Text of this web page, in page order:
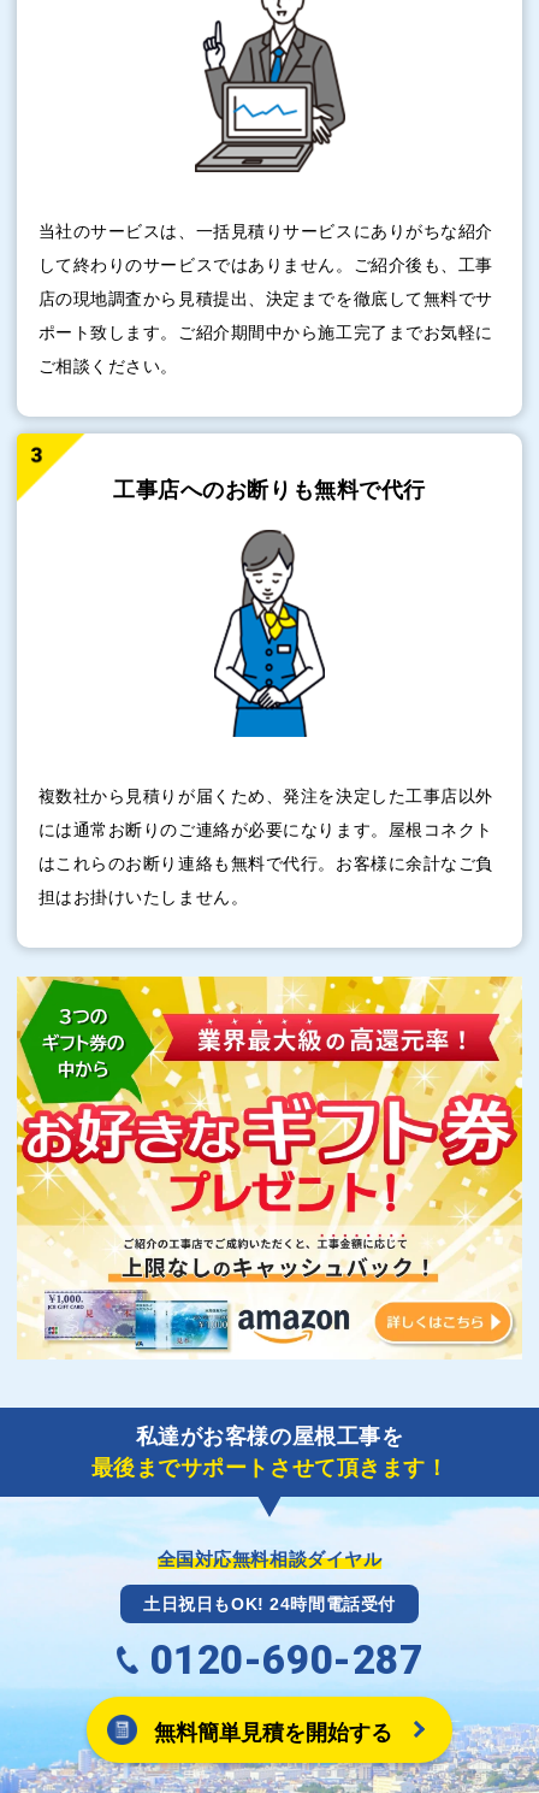
当社のサービスは、一括見積りサービスにありがちな紹介
して終わりのサービスではありません。ご紹介後も、工事
店の現地調査から見積提出、決定までを徹底して無料でサ
ポート致します。ご紹介期間中から施工完了までお気軽に
ご相談ください。
工事店へのお断りも無料で代行
複数社から見積りが届くため、発注を決定した工事店以外
には通常お断りのご連絡が必要になります。屋根コネクト
はこれらのお断り連絡も無料で代行。お客様に余計なご負
担はお掛けいたしません。
私達がお客様の屋根工事を
最後までサポートさせて頂きます！
全国対応無料相談ダイヤル
土日祝日もOK! 24時間電話受付
0120-690-287
無料簡単見積を開始する